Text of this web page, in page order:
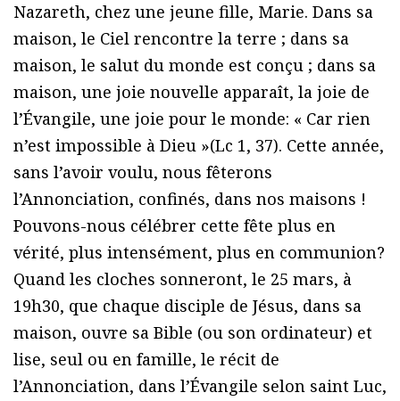
Nazareth, chez une jeune fille, Marie. Dans sa
maison, le Ciel rencontre la terre ; dans sa
maison, le salut du monde est conçu ; dans sa
maison, une joie nouvelle apparaît, la joie de
l’Évangile, une joie pour le monde: « Car rien
n’est impossible à Dieu »(Lc 1, 37). Cette année,
sans l’avoir voulu, nous fêterons
l’Annonciation, confinés, dans nos maisons !
Pouvons-nous célébrer cette fête plus en
vérité, plus intensément, plus en communion?
Quand les cloches sonneront, le 25 mars, à
19h30, que chaque disciple de Jésus, dans sa
maison, ouvre sa Bible (ou son ordinateur) et
lise, seul ou en famille, le récit de
l’Annonciation, dans l’Évangile selon saint Luc,